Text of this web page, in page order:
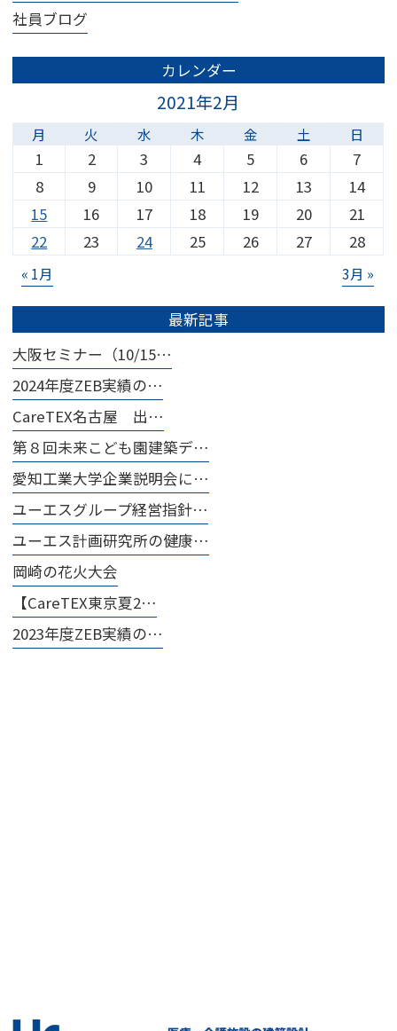
社員ブログ
カレンダー
2021年2月
月 火 水 木 金 土 日
« 1月 3月 »
1 2 3 4 5 6
7
8
9 10 11 12 13
14
15
16 17 18 19 20
21
22
23 24 25 26 27 28
最新記事
大阪セミナー（10/15…
2024年度ZEB実績の…
CareTEX名古屋 出…
第８回未来こども園建築デ…
愛知工業大学企業説明会に…
ユーエスグループ経営指針…
ユーエス計画研究所の健康…
岡崎の花火大会
【CareTEX東京夏2…
2023年度ZEB実績の…